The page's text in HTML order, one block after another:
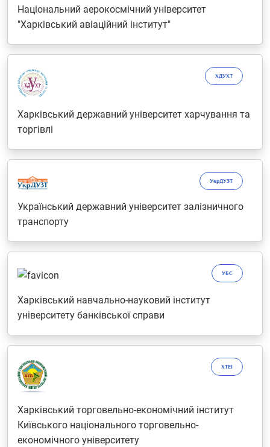
Національний аерокосмічний університет
"Харківський авіаційний інститут"
ХДУХТ
Харківський державний університет харчування та
торгівлі
УкрДУЗТ
Український державний університет залізничного
транспорту
УБС
Харківський навчально-науковий інститут
університету банківської справи
ХТЕІ
Харківський торговельно-економічний інститут
Київського національного торговельно-
економічного університету